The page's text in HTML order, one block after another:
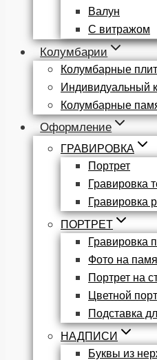
Валун
С витражом
Колумбарии
Колумбарные
Индивидуальный
Колумбарные
Оформление
ГРАВИРОВКА
Портрет
Гравировка
Гравировка
ПОРТРЕТ
Гравировка
Фото на
Портрет на
Цветной
Подставка
НАДПИСИ
Буквы из